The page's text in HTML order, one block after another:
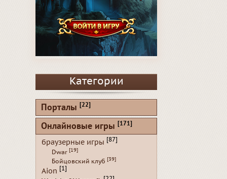
Категории
Порталы [22]
Онлайновые игры [171]
браузерные игры [87]
Dwar [19]
Бойцовский клуб [39]
Aion [1]